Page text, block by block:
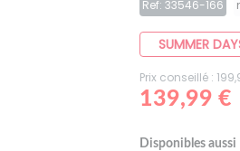
Ref: 33546-166
SUMMER
Prix conseillé :
139,99 €
Disponibles aussi